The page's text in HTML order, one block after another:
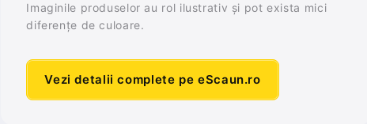
Imaginile produselor au rol ilustrativ și pot exista mici
diferențe de culoare.
Vezi detalii complete pe eScaun.ro